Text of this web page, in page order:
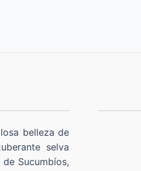
belleza de
selva
Sucumbíos,